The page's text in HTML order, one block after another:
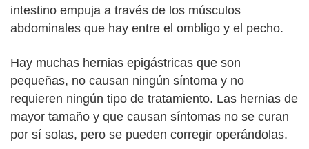
intestino empuja a través de los músculos
abdominales que hay entre el ombligo y el pecho.
Hay muchas hernias epigástricas que son
pequeñas, no causan ningún síntoma y no
requieren ningún tipo de tratamiento. Las hernias de
mayor tamaño y que causan síntomas no se curan
por sí solas, pero se pueden corregir operándolas.